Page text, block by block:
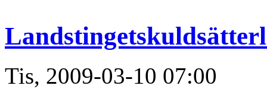
Tis, 2009-03-10 07:00